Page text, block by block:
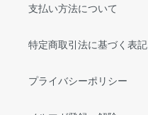
支払い方法について
特定商取引法に基づく表記
プライバシーポリシー